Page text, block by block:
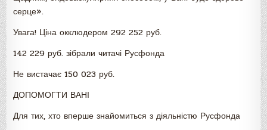
серце».
Увага! Ціна окклюдером 292 252 руб.
142 229 руб. зібрали читачі Русфонда
Не вистачає 150 023 руб.
ДОПОМОГТИ ВАНІ
Для тих, хто вперше знайомиться з діяльністю Русфонда